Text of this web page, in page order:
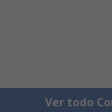
Ver todo